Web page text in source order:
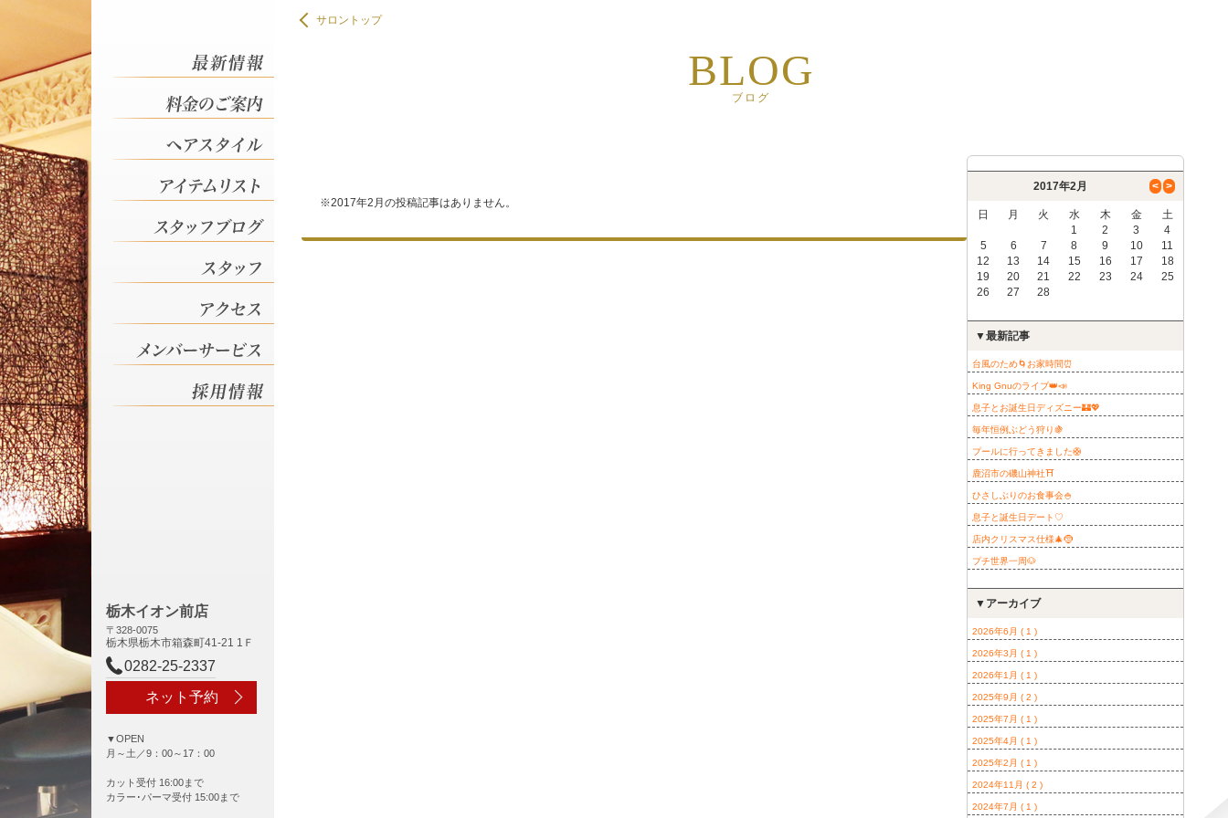
スタッフブログ 栃木市の美容室 栃木イオン前店のブログ
栃木イオン前店
〒328-0075
栃木県栃木市箱森町41-21 1Ｆ
0282-25-2337
ネット予約
▼OPEN
月～土／9：00～17：00
カット受付 16:00まで
カラー･パーマ受付 15:00まで
BLOG
ブログ
サロントップ
※2017年2月の投稿記事はありません。
2017年2月 >
<
日 月 火 水 木 金
土
1
2 3
4
5
6 7 8 9 10
11
12
13 14 15 16 17
18
19
20 21 22 23 24
25
26
27 28
▼最新記事
台風のため🌀お家時間⏰
King Gnuのライブ👑📣
息子とお誕生日ディズニー🏰💖
毎年恒例ぶどう狩り🍇
プールに行ってきました🛟
鹿沼市の磯山神社⛩️
ひさしぶりのお食事会🍚
息子と誕生日デート♡
店内クリスマス仕様🎄🤶
プチ世界一周🐶
▼アーカイブ
2026年6月 ( 1 )
2026年3月 ( 1 )
2026年1月 ( 1 )
2025年9月 ( 2 )
2025年7月 ( 1 )
2025年4月 ( 1 )
2025年2月 ( 1 )
2024年11月 ( 2 )
2024年7月 ( 1 )